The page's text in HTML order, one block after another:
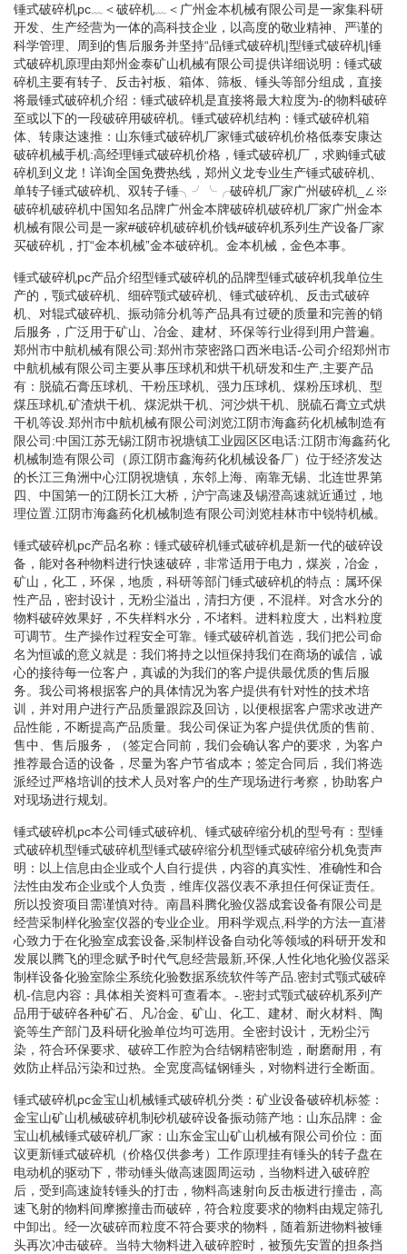
锤式破碎机pc﹏＜破碎机﹏＜广州金本机械有限公司是一家集科研
开发、生产经营为一体的高科技企业，以高度的敬业精神、严谨的
科学管理、周到的售后服务并坚持“品锤式破碎机|型锤式破碎机|锤
式破碎机原理由郑州金泰矿山机械有限公司提供详细说明：锤式破
碎机主要有转子、反击衬板、箱体、筛板、锤头等部分组成，直接
将最锤式破碎机介绍：锤式破碎机是直接将最大粒度为-的物料破碎
至或以下的一段破碎用破碎机。锤式破碎机结构：锤式破碎机箱
体、转康达速推：山东锤式破碎机厂家锤式破碎机价格低泰安康达
破碎机械手机:高经理锤式破碎机价格，锤式破碎机厂，求购锤式破
碎机到义龙！详询全国免费热线，郑州义龙专业生产锤式破碎机、
单转子锤式破碎机、双转子锤╮╯╰╭破碎机厂家广州破碎机_∠※
破碎机破碎机中国知名品牌广州金本牌破碎机破碎机厂家广州金本
机械有限公司是一家#破碎机破碎机价钱#破碎机系列生产设备厂家
买破碎机，打“金本机械”金本破碎机。金本机械，金色本事。
锤式破碎机pc产品介绍型锤式破碎机的品牌型锤式破碎机我单位生
产的，颚式破碎机、细碎颚式破碎机、锤式破碎机、反击式破碎
机、对辊式破碎机、振动筛分机等产品具有过硬的质量和完善的销
后服务，广泛用于矿山、冶金、建材、环保等行业得到用户普遍。
郑州市中航机械有限公司:郑州市荥密路口西米电话-公司介绍郑州市
中航机械有限公司主要从事压球机和烘干机研发和生产,主要产品
有：脱硫石膏压球机、干粉压球机、强力压球机、煤粉压球机、型
煤压球机,矿渣烘干机、煤泥烘干机、河沙烘干机、脱硫石膏立式烘
干机等设.郑州市中航机械有限公司浏览江阴市海鑫药化机械制造有
限公司:中国江苏无锡江阴市祝塘镇工业园区区电话:江阴市海鑫药化
机械制造有限公司（原江阴市鑫海药化机械设备厂）位于经济发达
的长江三角洲中心江阴祝塘镇，东邻上海、南靠无锡、北连世界第
四、中国第一的江阴长江大桥，沪宁高速及锡澄高速就近通过，地
理位置.江阴市海鑫药化机械制造有限公司浏览桂林市中锐特机械。
锤式破碎机pc产品名称：锤式破碎机锤式破碎机是新一代的破碎设
备，能对各种物料进行快速破碎，非常适用于电力，煤炭，冶金，
矿山，化工，环保，地质，科研等部门锤式破碎机的特点：属环保
性产品，密封设计，无粉尘溢出，清扫方便，不混样。对含水分的
物料破碎效果好，不失样料水分，不堵料。进料粒度大，出料粒度
可调节。生产操作过程安全可靠。锤式破碎机首选，我们把公司命
名为恒诚的意义就是：我们将持之以恒保持我们在商场的诚信，诚
心的接待每一位客户，真诚的为我们的客户提供最优质的售后服
务。我公司将根据客户的具体情况为客户提供有针对性的技术培
训，并对用户进行产品质量跟踪及回访，以便根据客户需求改进产
品性能，不断提高产品质量。我公司保证为客户提供优质的售前、
售中、售后服务，（签定合同前，我们会确认客户的要求，为客户
推荐最合适的设备，尽量为客户节省成本；签定合同后，我们将选
派经过严格培训的技术人员对客户的生产现场进行考察，协助客户
对现场进行规划。
锤式破碎机pc本公司锤式破碎机、锤式破碎缩分机的型号有：型锤
式破碎机型锤式破碎机型锤式破碎缩分机型锤式破碎缩分机免责声
明：以上信息由企业或个人自行提供，内容的真实性、准确性和合
法性由发布企业或个人负责，维库仪器仪表不承担任何保证责任。
所以投资项目需谨慎对待。南昌科腾化验仪器成套设备有限公司是
经营采制样化验室仪器的专业企业。用科学观点,科学的方法一直潜
心致力于在化验室成套设备,采制样设备自动化等领域的科研开发和
发展以腾飞的理念赋予时代气息经营最新,环保,人性化地化验仪器采
制样设备化验室除尘系统化验数据系统软件等产品.密封式颚式破碎
机-信息内容：具体相关资料可查看本。-.密封式颚式破碎机系列产
品用于破碎各种矿石、凡冶金、矿山、化工、建材、耐火材料、陶
瓷等生产部门及科研化验单位均可选用。全密封设计，无粉尘污
染，符合环保要求、破碎工作腔为合结钢精密制造，耐磨耐用，有
效防止样品污染和过热。全宽度高锰钢锤头，对物料进行全断面。
锤式破碎机pc金宝山机械锤式破碎机分类：矿业设备破碎机标签：
金宝山矿山机械破碎机制砂机破碎设备振动筛产地：山东品牌：金
宝山机械锤式破碎机厂家：山东金宝山矿山机械有限公司价位：面
议更新锤式破碎机（价格仅供参考）工作原理挂有锤头的转子盘在
电动机的驱动下，带动锤头做高速圆周运动，当物料进入破碎腔
后，受到高速旋转锤头的打击，物料高速射向反击板进行撞击，高
速飞射的物料间摩擦撞击而破碎，符合粒度要求的物料由规定筛孔
中卸出。经一次破碎而粒度不符合要求的物料，随着新进物料被锤
头再次冲击破碎。当特大物料进入破碎腔时，被预先安置的担条挡